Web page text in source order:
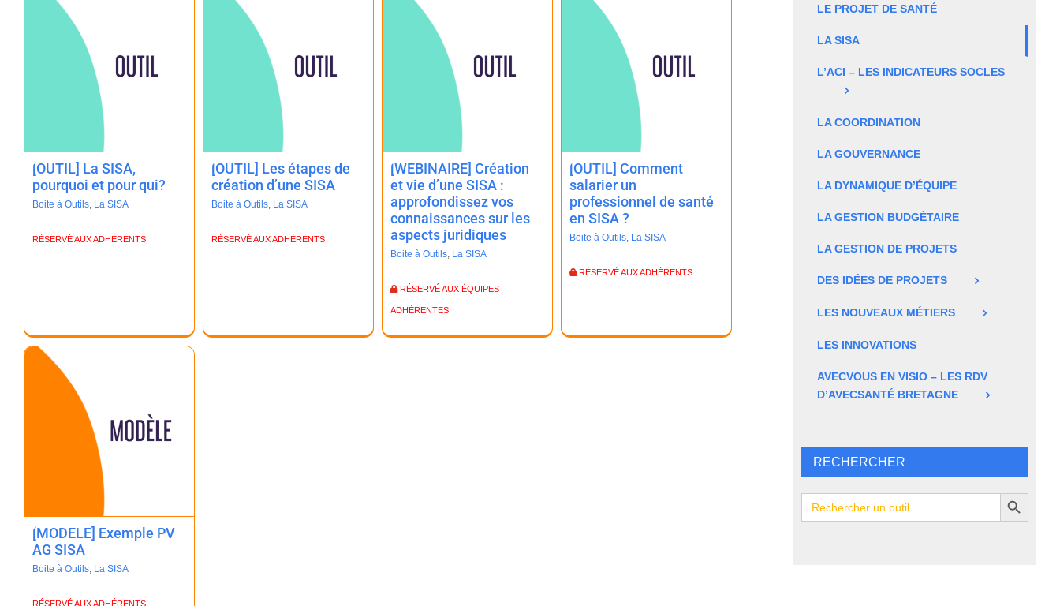
[OUTIL] La SISA,
pourquoi et pour qui?
Boite à Outils, La SISA
RÉSERVÉ AUX ADHÉRENTS
[OUTIL] Les étapes de
création d’une SISA
Boite à Outils, La SISA
RÉSERVÉ AUX ADHÉRENTS
[WEBINAIRE] Création
et vie d’une SISA :
approfondissez vos
connaissances sur les
aspects juridiques
Boite à Outils, La SISA
RÉSERVÉ AUX ÉQUIPES
ADHÉRENTES
[OUTIL] Comment
salarier un
professionnel de santé
en SISA ?
Boite à Outils, La SISA
RÉSERVÉ AUX ADHÉRENTS
[MODELE] Exemple PV
AG SISA
Boite à Outils, La SISA
RÉSERVÉ AUX ADHÉRENTS
LE PROJET DE SANTÉ
LA SISA
L’ACI – LES INDICATEURS SOCLES
LA COORDINATION
LA GOUVERNANCE
LA DYNAMIQUE D’ÉQUIPE
LA GESTION BUDGÉTAIRE
LA GESTION DE PROJETS
DES IDÉES DE PROJETS
LES NOUVEAUX MÉTIERS
LES INNOVATIONS
AVECVOUS EN VISIO – LES RDV
D’AVECSANTÉ BRETAGNE
RECHERCHER
Search
for:
Search Button